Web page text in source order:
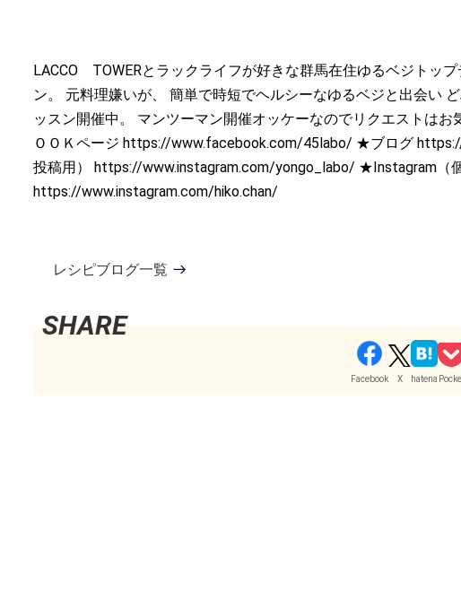
LACCO TOWERとラックライフが好きな群馬在住ゆるベジトッ
ン。 元料理嫌いが、 簡単で時短でヘルシーなゆるベジと出会い
ッスン開催中。 マンツーマン開催オッケーなのでリクエストは
ＯＯＫページ https://www.facebook.com/45labo/ ★ブログ
投稿用） https://www.instagram.com/yongo_labo/ ★Instagram（
https://www.instagram.com/hiko.chan/
レシピブログ一覧
Facebook X hatena